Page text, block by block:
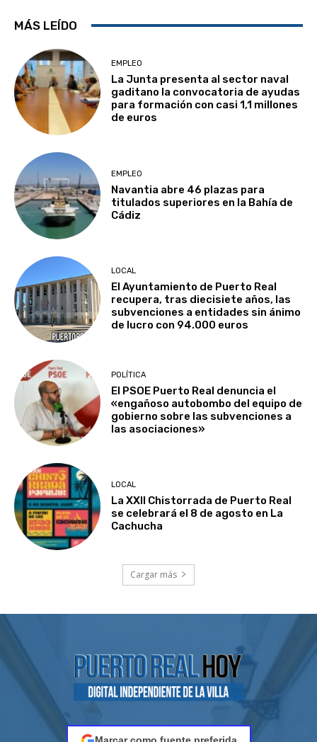
MÁS LEÍDO
EMPLEO
La Junta presenta al sector naval
gaditano la convocatoria de ayudas
para formación con casi 1,1 millones
de euros
EMPLEO
Navantia abre 46 plazas para
titulados superiores en la Bahía de
Cádiz
LOCAL
El Ayuntamiento de Puerto Real
recupera, tras diecisiete años, las
subvenciones a entidades sin ánimo
de lucro con 94.000 euros
POLÍTICA
El PSOE Puerto Real denuncia el
«engañoso autobombo del equipo de
gobierno sobre las subvenciones a
las asociaciones»
LOCAL
La XXII Chistorrada de Puerto Real
se celebrará el 8 de agosto en La
Cachucha
Cargar más